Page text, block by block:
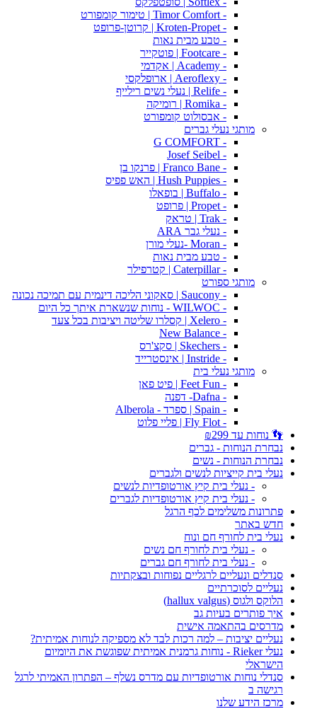
- Timor Comfort | טימור קומפורט
- Kroten-Propet | קרוטן-פרופט
- טבע מבית נאות
- Footcare | פוטקייר
- Academy | אקדמי
- Aeroflexy | ארופלקסי
- Relife | נעלי נשים רילייף
- Romika | רומיקה
- אבסולוט קומפורט
מותגי נעלי גברים
- G COMFORT
- Josef Seibel
- Franco Bane | פרנקו בן
- Hush Puppies | האש פפיס
- Buffalo | בופאלו
- Propet | פרופט
- Trak | טראק
- נעלי גבר ARA
- Moran -נעלי מורן
- טבע מבית נאות
- Caterpillar | קטרפילר
מותגי ספורט
- Saucony | סאקוני הליכה דינמית עם תמיכה נכונה
- WILWOC - נוחות שנשארת איתך כל היום
- Xelero | קסלרו שליטה ויציבות בכל צעד
- New Balance
- Skechers | סקצ'רס
- Instride | אינסטרייד
מותגי נעלי בית
- Feet Fun | פיט פאן
- Dafna- דפנה
- Spain | ספרד - Alberola
- Fly Flot | פליי פלוט
👣 נוחות עד ₪299
נבחרת הנוחות - גברים
נבחרת הנוחות - נשים
נעלי בית קייציות לנשים ולגברים
- נעלי בית קיץ אורטופדיות לנשים
- נעלי בית קיץ אורטופדיות לגברים
פתרונות משלימים לכף הרגל
חדש באתר
נעלי בית לחורף חם ונוח
- נעלי בית לחורף חם נשים
- נעלי בית לחורף חם גברים
סנדלים ונעליים לרגליים נפוחות ובצקתיות
נעליים לסוכרתיים
הלוקס ולגוס (hallux valgus)
איך פותרים בעיות גב
מדרסים בהתאמה אישית
נעליים יציבות – למה רכות לבד לא מספיקה לנוחות אמיתית?
נעלי Rieker - נוחות גרמנית אמיתית שפוגשת את היומיום
הישראלי
סנדלי נוחות אורטופדיות עם מדרס נשלף – הפתרון האמיתי לרגל
רגישה ב
מרכז הידע שלנו